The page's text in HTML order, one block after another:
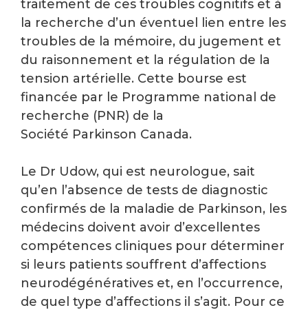
traitement de ces troubles cognitifs et à
la recherche d’un éventuel lien entre les
troubles de la mémoire, du jugement et
du raisonnement et la régulation de la
tension artérielle. Cette bourse est
financée par le Programme national de
recherche (PNR) de la
Société Parkinson Canada.
Le Dr Udow, qui est neurologue, sait
qu’en l’absence de tests de diagnostic
confirmés de la maladie de Parkinson, les
médecins doivent avoir d’excellentes
compétences cliniques pour déterminer
si leurs patients souffrent d’affections
neurodégénératives et, en l’occurrence,
de quel type d’affections il s’agit. Pour ce